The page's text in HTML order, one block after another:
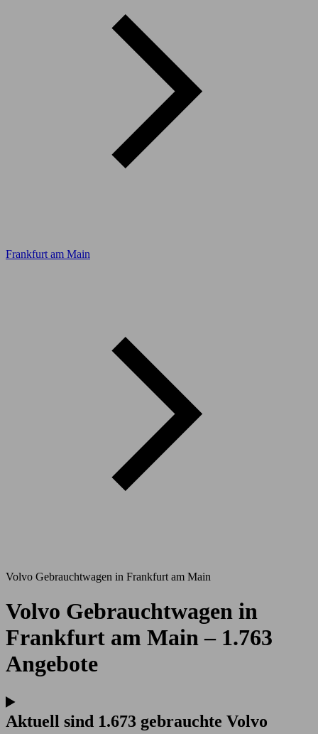
Frankfurt am Main
Volvo Gebrauchtwagen in Frankfurt am Main
Volvo Gebrauchtwagen in
Frankfurt am Main – 1.763
Angebote
Aktuell sind 1.673 gebrauchte Volvo